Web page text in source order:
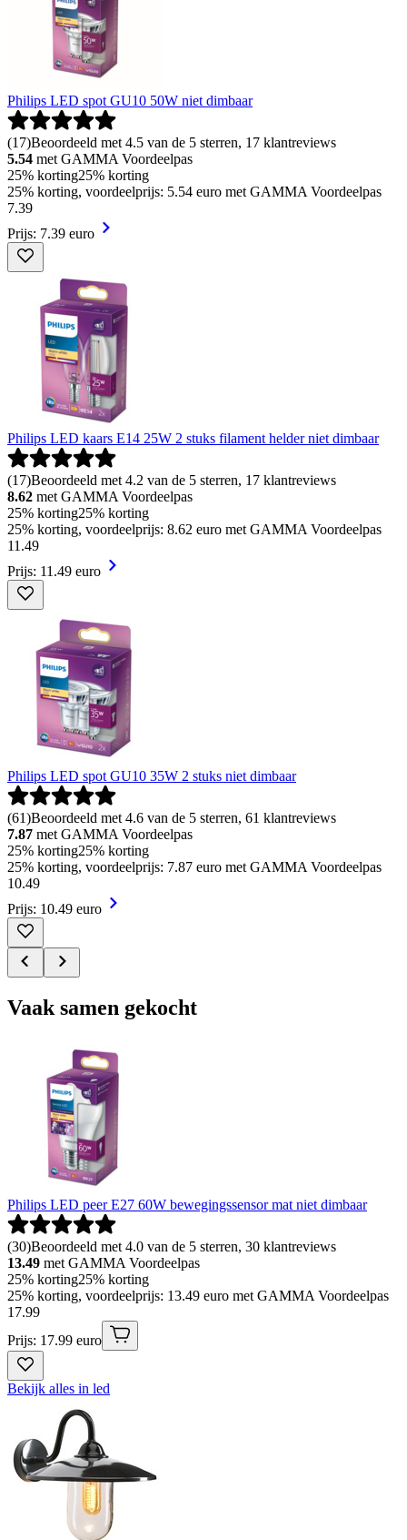
Philips LED spot GU10 50W niet dimbaar
(17)Beoordeeld met 4.5 van de 5 sterren, 17 klantreviews
5.54 met GAMMA Voordeelpas
25% korting25% korting
25% korting, voordeelprijs: 5.54 euro met GAMMA Voordeelpas
7.39
Prijs: 7.39 euro
Philips LED kaars E14 25W 2 stuks filament helder niet dimbaar
(17)Beoordeeld met 4.2 van de 5 sterren, 17 klantreviews
8.62 met GAMMA Voordeelpas
25% korting25% korting
25% korting, voordeelprijs: 8.62 euro met GAMMA Voordeelpas
11 .49
Prijs: 11.49 euro
Philips LED spot GU10 35W 2 stuks niet dimbaar
(61)Beoordeeld met 4.6 van de 5 sterren, 61 klantreviews
7.87 met GAMMA Voordeelpas
25% korting25% korting
25% korting, voordeelprijs: 7.87 euro met GAMMA Voordeelpas
10.49
Prijs: 10.49 euro
Vaak samen gekocht
Philips LED peer E27 60W bewegingssensor mat niet dimbaar
(30)Beoordeeld met 4.0 van de 5 sterren, 30 klantreviews
13.49 met GAMMA Voordeelpas
25% korting25% korting
25% korting, voordeelprijs: 13.49 euro met GAMMA Voordeelpas
17.99
Prijs: 17.99 euro
Bekijk alles in led